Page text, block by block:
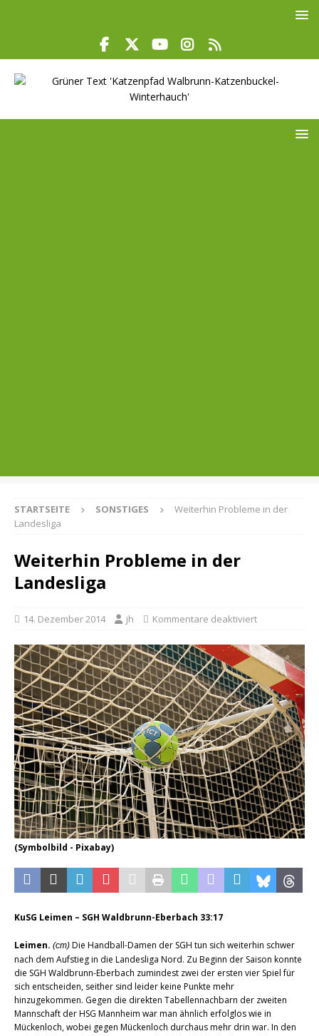
STARTSEITE SONSTIGES
Weiterhin Probleme in der
Landesliga
Weiterhin Probleme in der
Landesliga
14. Dezember 2014 jh Kommentare deaktiviert
(Symbolbild - Pixabay)
KuSG Leimen – SGH Waldbrunn-Eberbach 33:17
Leimen. (cm) Die Handball-Damen der SGH tun sich weiterhin schwer
nach dem Aufstieg in die Landesliga Nord. Zu Beginn der Saison konnte
die SGH Waldbrunn-Eberbach zumindest zwei der ersten vier Spiel für
sich entscheiden, seither sind leider keine Punkte mehr
hinzugekommen. Gegen die direkten Tabellennachbarn der zweiten
Mannschaft der HSG Mannheim war man ähnlich erfolglos wie in
Mückenloch, wobei gegen Mückenloch durchaus mehr drin war. In den